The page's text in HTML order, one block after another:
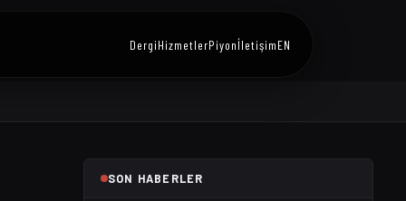
DergiHizmetlerPiyonİletişimEN
SON HABERLER